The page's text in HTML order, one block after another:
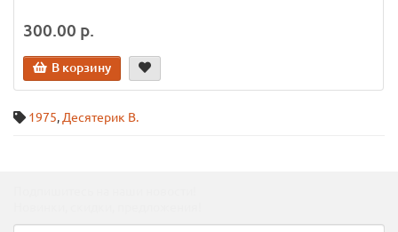
300.00 р.
В корзину
1975, Десятерик В.